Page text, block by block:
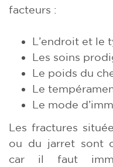
facteurs :
L’endroit et le
Les soins
Le poids du
Le
Le mode
Les fractures
ou du jarret sont
car il faut